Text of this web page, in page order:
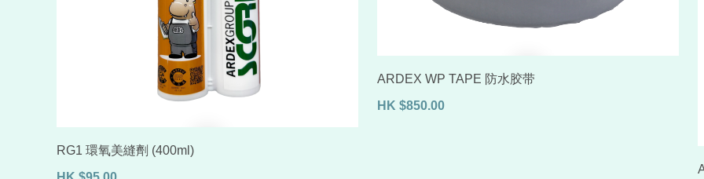
RG1 環氧美縫劑 (400ml)
ARDEX WP TAPE 防水胶带
HK $850.00